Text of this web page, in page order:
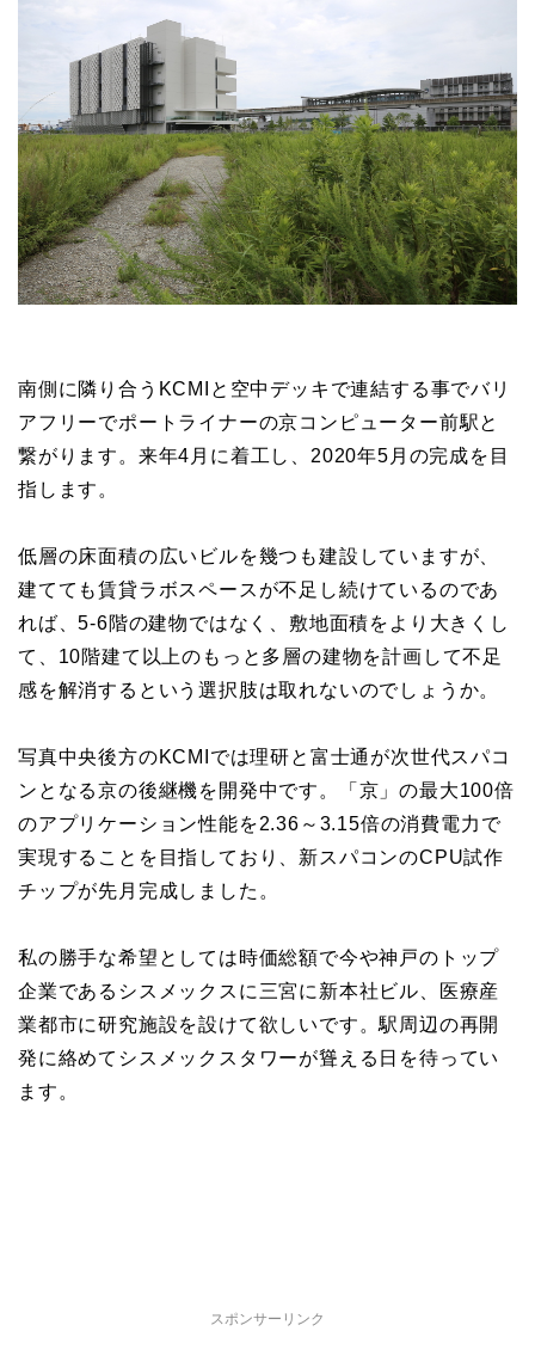
南側に隣り合うKCMIと空中デッキで連結する事でバリ
アフリーでポートライナーの京コンピューター前駅と
繋がります。来年4月に着工し、2020年5月の完成を目
指します。
低層の床面積の広いビルを幾つも建設していますが、
建てても賃貸ラボスペースが不足し続けているのであ
れば、5-6階の建物ではなく、敷地面積をより大きくし
て、10階建て以上のもっと多層の建物を計画して不足
感を解消するという選択肢は取れないのでしょうか。
写真中央後方のKCMIでは理研と富士通が次世代スパコ
ンとなる京の後継機を開発中です。「京」の最大100倍
のアプリケーション性能を2.36～3.15倍の消費電力で
実現することを目指しており、新スパコンのCPU試作
チップが先月完成しました。
私の勝手な希望としては時価総額で今や神戸のトップ
企業であるシスメックスに三宮に新本社ビル、医療産
業都市に研究施設を設けて欲しいです。駅周辺の再開
発に絡めてシスメックスタワーが聳える日を待ってい
ます。
スポンサーリンク